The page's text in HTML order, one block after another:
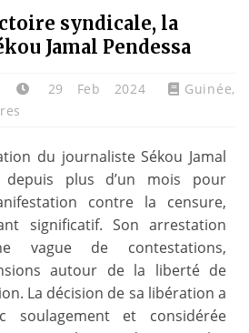
syndicale, la
Jamal Pendessa
29 Feb 2024 Guinée,
du journaliste Sékou Jamal
depuis plus d’un mois pour
contre la censure,
significatif. Son arrestation
vague de contestations,
autour de la liberté de
La décision de sa libération a
soulagement et considérée